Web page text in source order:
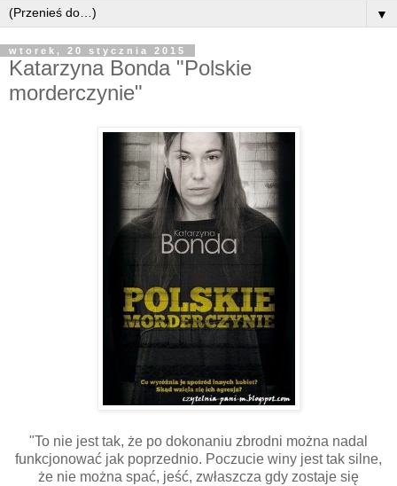
▼
wtorek, 20 stycznia 2015
Katarzyna Bonda "Polskie
morderczynie"
"To nie jest tak, że po dokonaniu zbrodni można nadal
funkcjonować jak poprzednio. Poczucie winy jest tak silne,
że nie można spać, jeść, zwłaszcza gdy zostaje się